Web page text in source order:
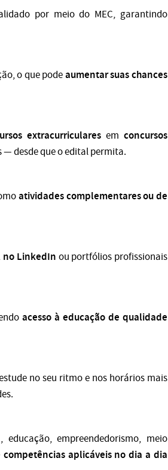
por meio do MEC, garantindo
o que podeaumentar suas chances
extracurriculares em concursos
— desde que o edital permita.
atividades complementares ou de
no LinkedIn ou portfólios profissionais
acesso à educação de qualidade
no seu ritmo e nos horários mais
empreendedorismo, meio
aplicáveis no dia a dia